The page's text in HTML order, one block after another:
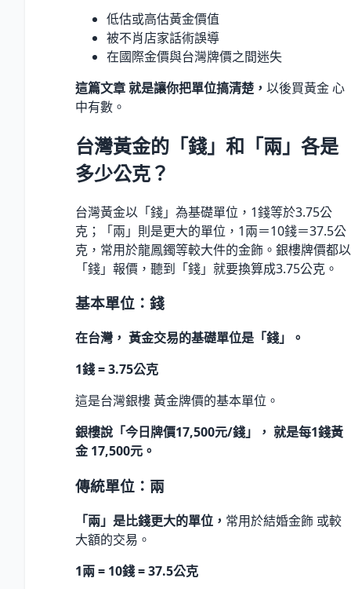
低估或高估黃金價值
被不肖店家話術誤導
在國際金價與台灣牌價之間迷失
這篇文章 就是讓你把單位搞清楚， 以後買黃金 心
中有數。
台灣黃金的「錢」和「兩」各是
多少公克？
台灣黃金以「錢」為基礎單位，1錢等於3.75公
克；「兩」則是更大的單位，1兩＝10錢＝37.5公
克，常用於龍鳳鐲等較大件的金飾。銀樓牌價都以
「錢」報價，聽到「錢」就要換算成3.75公克。
基本單位：錢
在台灣， 黃金交易的基礎單位是「錢」。
1錢 = 3.75公克
這是台灣銀樓 黃金牌價的基本單位。
銀樓說「今日牌價17,500元/錢」， 就是每1錢黃
金 17,500元。
傳統單位：兩
「兩」是比錢更大的單位， 常用於結婚金飾 或較
大額的交易。
1兩 = 10錢 = 37.5公克